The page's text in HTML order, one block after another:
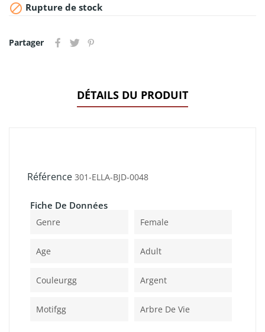
 Rupture de stock
Partager
DÉTAILS DU PRODUIT
Référence 301-ELLA-BJD-0048
Fiche De Données
Genre Female
Age Adult
Couleurgg Argent
Motifgg Arbre De Vie